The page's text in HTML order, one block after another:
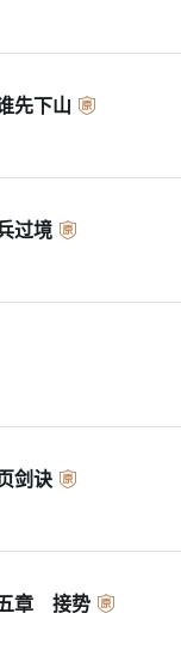
先下山
过境
剑诀
五章 接势